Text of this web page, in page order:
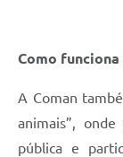
Como
A Coman
animais”,
pública e